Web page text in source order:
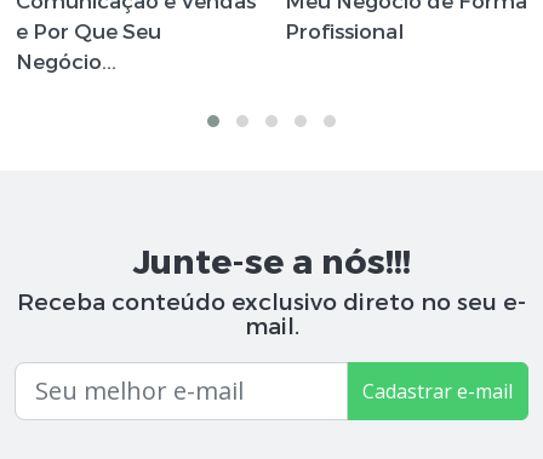
e Por Que Seu
Negócio...
Profissional
Junte-se a nós!!!
Receba conteúdo exclusivo direto no seu e-
mail.
Cadastrar e-mail